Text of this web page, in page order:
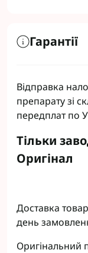
Гарантії
Відправка
препарату зі
передплат по
Тільки
Оригінал
Доставка
день
Оригінальний